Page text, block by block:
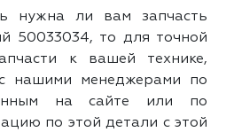
нужна ли вам запчасть
50033034, то для точной
к вашей технике,
нашими менеджерами по
на сайте или по
по этой детали с этой